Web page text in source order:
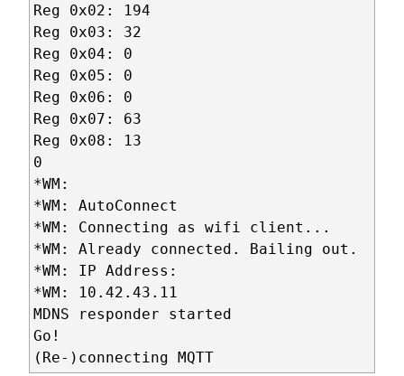
Reg 0x02: 194
Reg 0x03: 32
Reg 0x04: 0
Reg 0x05: 0
Reg 0x06: 0
Reg 0x07: 63
Reg 0x08: 13
0
*WM:
*WM: AutoConnect
*WM: Connecting as wifi client...
*WM: Already connected. Bailing out.
*WM: IP Address:
*WM: 10.42.43.11
MDNS responder started
Go!